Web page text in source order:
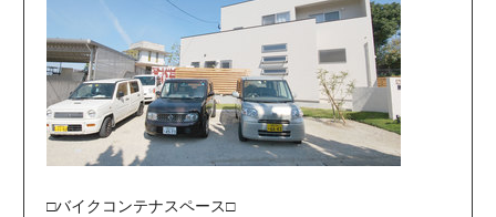
□バイクコンテナスペース□